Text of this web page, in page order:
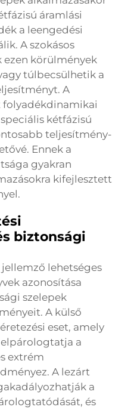
áramlási
a leengedési
A szokásos
ezen körülmények
túlbecsülhetik a
A
kétfázisú
teljesítmény-
Ennek a
gyakran
kifejlesztett
biztonsági
lehetséges
azonosítása
szelepek
A külső
eset, amely
a
extrém
A lezárt
a
és